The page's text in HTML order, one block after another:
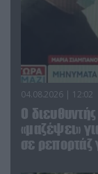
04.08.2026 | 12:02
O
«μαζέψει»
σε ρεπορτάζ